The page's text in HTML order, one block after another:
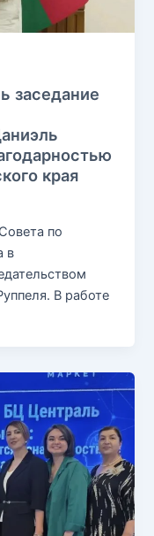
заседание
края
по
в
В работе